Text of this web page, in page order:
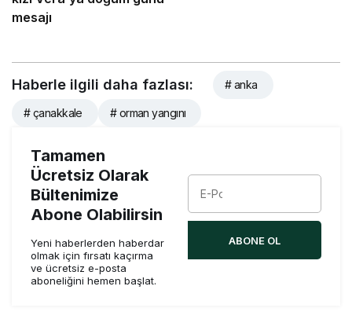
mesajı
Haberle ilgili daha fazlası: # anka
# çanakkale # orman yangını
Tamamen
Ücretsiz Olarak
Bültenimize
Abone Olabilirsin
Yeni haberlerden haberdar
olmak için fırsatı kaçırma
ve ücretsiz e-posta
aboneliğini hemen başlat.
ABONE OL